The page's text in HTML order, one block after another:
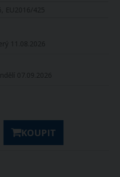
EU2016/425
11.08.2026
07.09.2026
KOUPIT